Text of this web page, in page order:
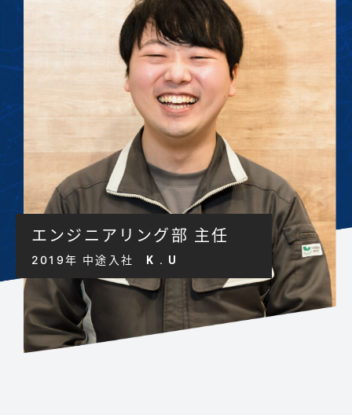
エンジニアリング部 主任
2019年 中途入社 K . U